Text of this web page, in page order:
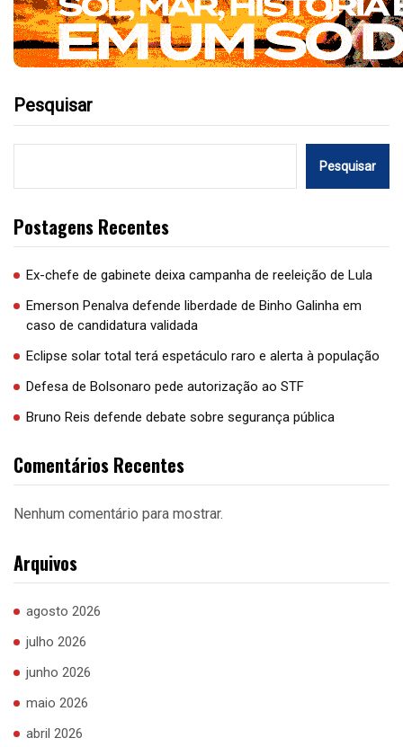
Pesquisar
Pesquisar
Postagens Recentes
Ex-chefe de gabinete deixa campanha de reeleição de Lula
Emerson Penalva defende liberdade de Binho Galinha em
caso de candidatura validada
Eclipse solar total terá espetáculo raro e alerta à população
Defesa de Bolsonaro pede autorização ao STF
Bruno Reis defende debate sobre segurança pública
Comentários Recentes
Nenhum comentário para mostrar.
Arquivos
agosto 2026
julho 2026
junho 2026
maio 2026
abril 2026